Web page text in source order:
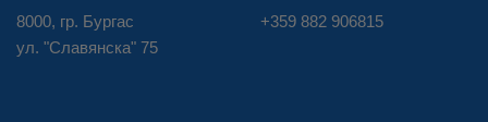
8000, гр. Бургас
ул. "Славянска" 75
+359 882 906815